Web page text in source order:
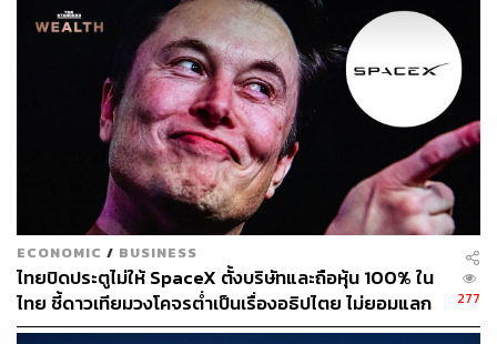
ทั้งนี้ SpaceX ใช้วิธีพัฒนายานอวกาศด้วยการนำส่งขึ้น
ทดสอบในสภาพแวดล้อมจริง เพื่อเก็บข้อมูลจากข้อผิดพลาด
ต่างๆ มาใช้ปรับปรุงและพัฒนาจรวด โดยปัจจุบันมีการเตรียม
บูสเตอร์และยาน Starship สำหรับภารกิจทดสอบเที่ยวที่ 8 ไว้
แล้ว แต่อาจถูกเลื่อนกำหนดทดสอบออกไป เพื่อให้เวลาใน
การสืบหาต้นเหตุของการสูญเสียยาน Starship ในเที่ยวที่ 7
ได้อย่างชัดเจนเสียก่อน
ภาพ:SpaceX
อ้างอิง:
https://www.spacex.com/launches/mission/?missionI
d=starship-flight-7
ECONOMIC / BUSINESS
ไทยปิดประตูไม่ให้ SpaceX ตั้งบริษัทและถือหุ้น 100% ใน
ไทย ชี้ดาวเทียมวงโคจรต่ำเป็นเรื่องอธิปไตย ไม่ยอมแลก
ในโต๊ะเจรจาการค้า
277